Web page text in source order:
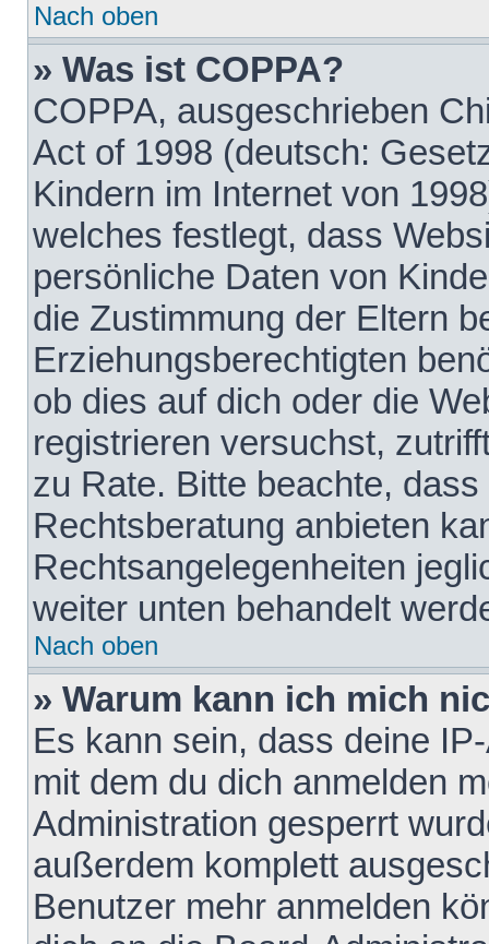
Nach oben
» Was ist COPPA?
COPPA, ausgeschrieben
Act of 1998 (deutsch:
Kindern im Internet von
welches festlegt, dass
persönliche Daten von
die Zustimmung der Eltern
Erziehungsberechtigten
ob dies auf dich oder die
registrieren versuchst,
zu Rate. Bitte beachte,
Rechtsberatung anbieten
Rechtsangelegenheiten
weiter unten behandelt
Nach oben
» Warum kann ich mich
Es kann sein, dass deine
mit dem du dich anmelden
Administration gesperrt
außerdem komplett
Benutzer mehr anmelden